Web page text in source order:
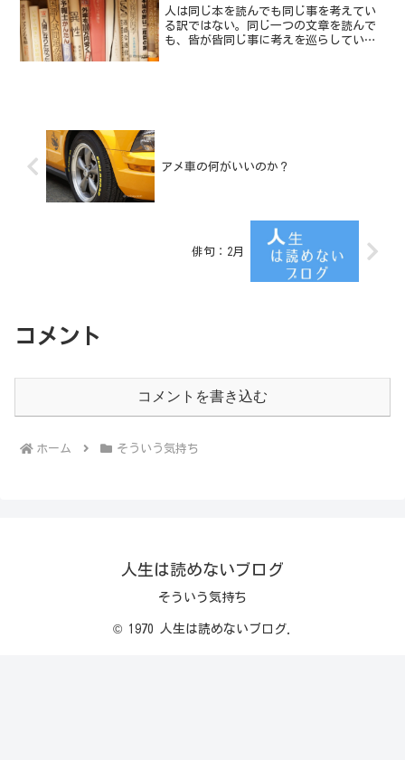
人は同じ本を読んでも同じ事を考えてい
る訳ではない。同じ一つの文章を読んで
も、皆が皆同じ事に考えを巡らしている
アメ車の何がいいのか？
俳句：2月
コメント
コメントを書き込む
ホーム そういう気持ち
人生は読めないブログ
そういう気持ち
© 1970 人生は読めないブログ.